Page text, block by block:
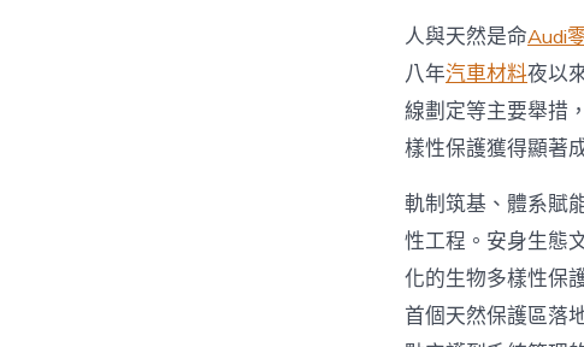
人與天然是命Audi
八年汽車材料夜以
線劃定等主要舉措
樣性保護獲得顯著
軌制筑基、體系賦
性工程。安身生態
化的生物多樣性保
首個天然保護區落